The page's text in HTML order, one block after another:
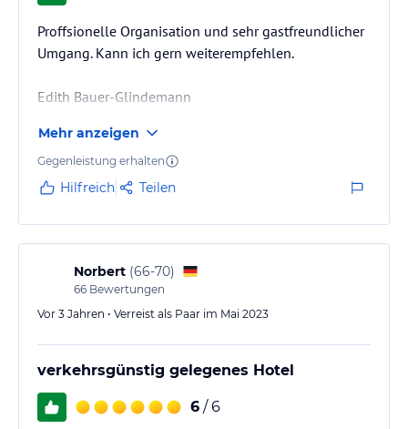
Proffsionelle Organisation und sehr gastfreundlicher
Umgang. Kann ich gern weiterempfehlen.
Edith Bauer-Glindemann
Mehr anzeigen
Gegenleistung erhalten
Hilfreich Teilen
Norbert (66-70)
66 Bewertungen
Vor 3 Jahren • Verreist als Paar im Mai 2023
verkehrsgünstig gelegenes Hotel
6 / 6